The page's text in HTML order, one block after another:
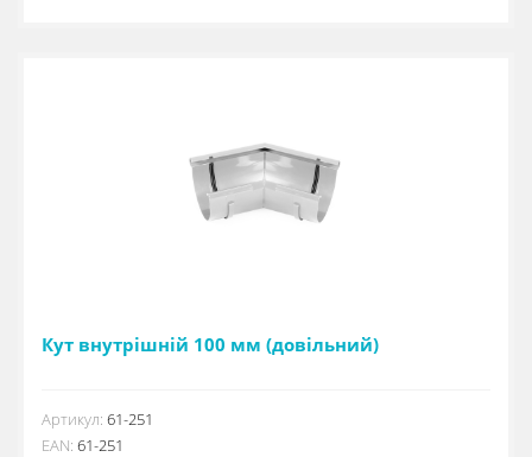
Кут внутрішній 100 мм (довільний)
Артикул: 61-251
EAN: 61-251